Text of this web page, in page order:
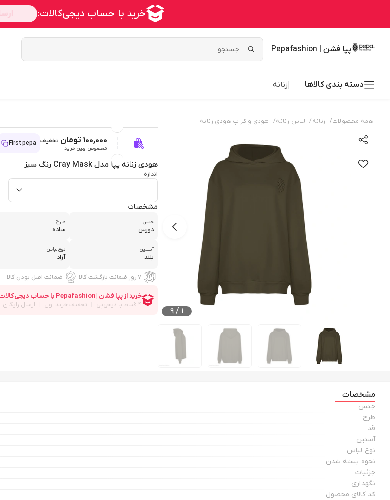
پپا فشن | Pepafashion
دسته بندی کالاها زنانه
همه محصولات/ زنانه/ لباس زنانه/ هودی و کراپ هودی زنانه
1
/
9
100,000 تومان تخفیف
مخصوص اولین خرید
Firstpepa
هودی زنانه پپا مدل Cray Mask رنگ سبز
اندازه
مشخصات
جنس
دورس
طرح
ساده
آستین
بلند
نوع لباس
آزاد
۷ روز ضمانت بازگشت کالا ضمانت اصل بودن کالا
مشخصات
جنس
طرح
قد
آستین
نوع لباس
نحوه بسته شدن
جزئیات
نگهداری
کد کالای محصول